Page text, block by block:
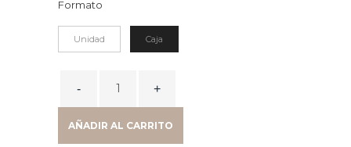
Formato
Unidad Caja
PAPEL
AÑADIR AL CARRITO